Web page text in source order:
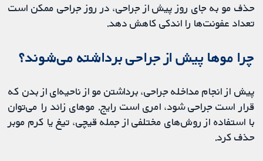
حذف مو به جای روز پیش از جراحی، در روز جراحی ممکن است
تعداد عفونت‌ها را اندکی کاهش دهد.
چرا موها پیش از جراحی برداشته می‌شوند؟
پیش از انجام مداخله جراحی، برداشتن مو از ناحیه‌ای از بدن که
قرار است جراحی شود، امری است رایج. موهای زائد را می‌توان
با استفاده از روش‌های مختلفی از جمله قیچی، تیغ یا کرم موبر
حذف کرد.